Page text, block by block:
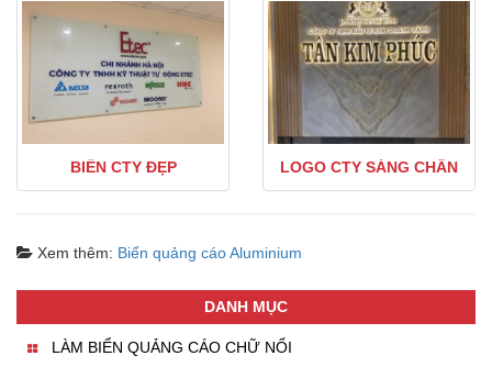
BIỂN CTY ĐẸP LOGO CTY SÁNG CHÂN
Xem thêm: Biển quảng cáo Aluminium
DANH MỤC
LÀM BIỂN QUẢNG CÁO CHỮ NỔI